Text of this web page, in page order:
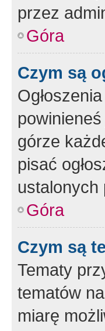
przez
Góra
Czym są
górze
pisać
ustalonych
Góra
Czym są
Tematy
tematów
miarę